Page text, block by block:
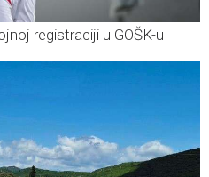
registraciji u GOŠK-u